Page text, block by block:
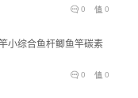
0
0
小综合鱼杆鲫鱼竿碳素
0
0